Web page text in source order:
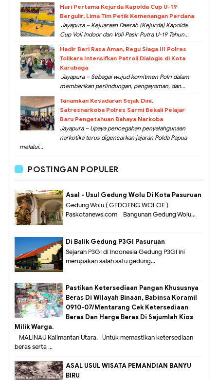
Hari Pertama Kejurda Kapolda Cup U-19
Bergulir, Lima Tim Petik Kemenangan Perdana
Jayapura – Kejuaraan Daerah (Kejurda) Kapolda
Cup Voli Indoor dan Voli Pasir Putra U-19 Tahun...
Hadir Beri Rasa Aman, Regu Siaga III Polres
Tolikara Intensifkan Patroli Dialogis di Kota
Karubaga
Jayapura – Sebagai wujud komitmen Polri dalam
memberikan perlindungan, pengayoman, dan...
Tanamkan Kesadaran Sejak Dini,
Satresnarkoba Polres Sarmi Bekali Pelajar
Baru Pengetahuan Bahaya Narkoba
Jayapura – Upaya pencegahan penyalahgunaan
narkotika terus digencarkan jajaran Polda Papua
melalui...
POSTINGAN POPULER
Asal - Usul Gedung Wolu Di Kota Pasuruan
Gedung Wolu ( GEDOENG WOLOE )
Paskotanews.com - Bangunan Gedung Wolu...
Di Balik Gedung P3GI Pasuruan
Sejarah P3GI di Indonesia Gedung P3GI ini
merupakan salah satu gedung...
Pastikan Ketersediaan Pangan Khususnya
Beras Di Wilayah Binaan, Babinsa Koramil
0910-07/Mentarang Cek Ketersediaan
Beras Dan Harga Beras Di Sejumlah Kios
Milik Warga.
MALINAU Kalimantan Utara,- Untuk memastikan ketersediaan
beras serta ...
ASAL USUL WISATA PEMANDIAN BANYU
BIRU